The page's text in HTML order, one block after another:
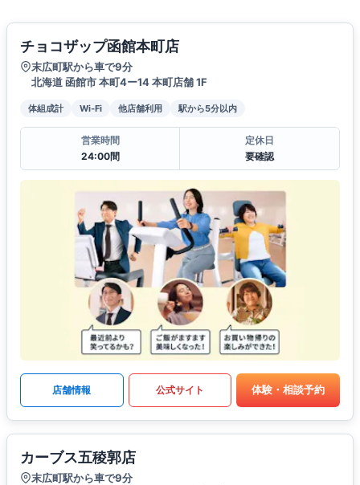
チョコザップ函館本町店
末広町駅から車で9分
北海道 函館市 本町4ー14 本町店舗 1F
体組成計 Wi-Fi 他店舗利用 駅から5分以内
営業時間
24:00間
定休日
要確認
店舗情報 公式サイト 体験・相談予約
カーブス五稜郭店
末広町駅から車で9分